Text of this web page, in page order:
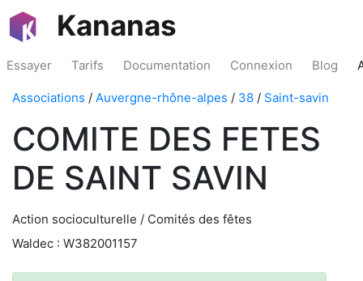
Kananas
Essayer Tarifs Documentation Connexion Blog
Associations / Auvergne-rhône-alpes / 38 / Saint-savin
COMITE DES FETES
DE SAINT SAVIN
Action socioculturelle / Comités des fêtes
Waldec : W382001157